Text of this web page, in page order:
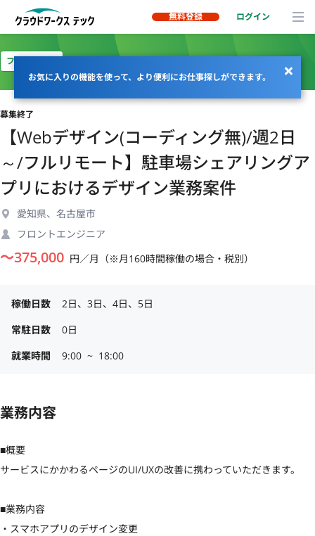
無料登録 ログイン
お気に入りの機能を使って、より便利にお仕事探しができます。
フルリモート
募集終了
【Webデザイン(コーディング無)/週2日
～/フルリモート】駐車場シェアリングア
プリにおけるデザイン業務案件
愛知県、名古屋市
フロントエンジニア
〜375,000 円／月（※月160時間稼働の場合・税別）
稼働日数
2日、3日、4日、5日
常駐日数
0日
就業時間
9:00  ~  18:00
業務内容
■概要
サービスにかかわるページのUI/UXの改善に携わっていただきます。
■業務内容
・スマホアプリのデザイン変更